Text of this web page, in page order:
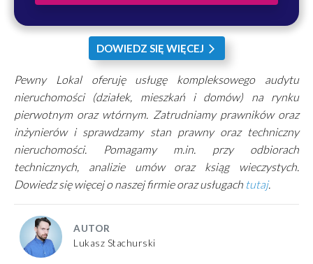
DOWIEDZ SIĘ WIĘCEJ arrow_forward_ios
Pewny Lokal oferuję usługę kompleksowego audytu
nieruchomości (działek, mieszkań i domów) na rynku
pierwotnym oraz wtórnym. Zatrudniamy prawników oraz
inżynierów i sprawdzamy stan prawny oraz techniczny
nieruchomości. Pomagamy m.in. przy odbiorach
technicznych, analizie umów oraz ksiąg wieczystych.
Dowiedz się więcej o naszej firmie oraz usługach tutaj.
AUTOR
Lukasz Stachurski